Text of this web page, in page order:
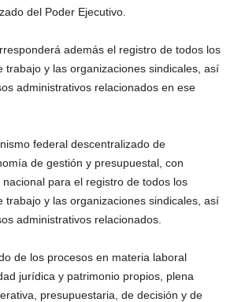
del Poder Ejecutivo.
además el registro de todos los
trabajo y las organizaciones sindicales, así
administrativos relacionados en ese
federal descentralizado de
de gestión y presupuestal, con
para el registro de todos los
trabajo y las organizaciones sindicales, así
administrativos relacionados.
de los procesos en materia laboral
jurídica y patrimonio propios, plena
presupuestaria, de decisión y de